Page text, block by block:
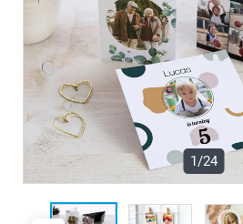
1/24